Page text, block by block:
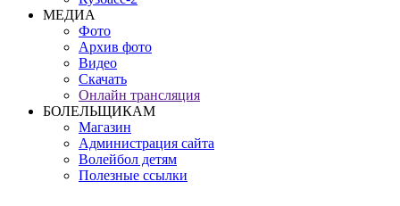
МЕДИА
Фото
Архив фото
Видео
Скачать
Онлайн трансляция
БОЛЕЛЬЩИКАМ
Магазин
Администрация сайта
Волейбол детям
Полезные ссылки